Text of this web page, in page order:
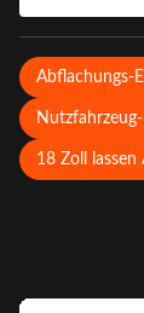
Abflachungs-
18 Zoll lassen